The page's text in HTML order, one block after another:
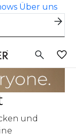
Über uns
und